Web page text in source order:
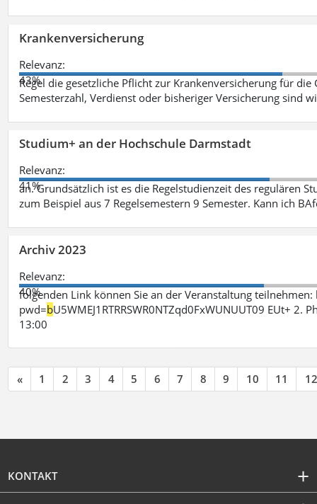
Krankenversicherung
Relevanz:
43%
Regel die gesetzliche Pflicht zur Krankenversicherung für
Semesterzahl, Verdienst oder bisheriger Versicherung sind
Studium+ an der Hochschule Darmstadt
Relevanz:
41%
an. Grundsätzlich ist es die Regelstudienzeit des regulären
zum Beispiel aus 7 Regelsemestern 9 Semester. Kann ich
Archiv 2023
Relevanz:
40%
folgenden Link können Sie an der Veranstaltung
pwd=bU5WMEJ1RTRRSWR0NTZqd0FxWUNUUT09 EUt+
13:00
« 1 2 3 4 5 6 7 8 9 10 11 12
KONTAKT